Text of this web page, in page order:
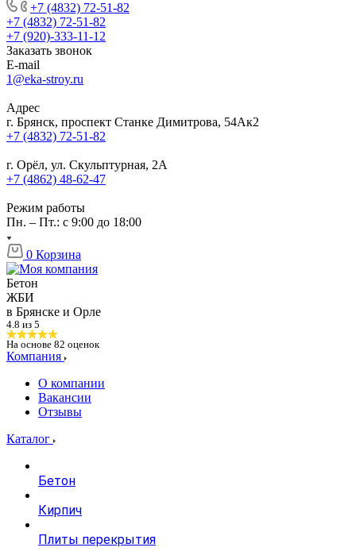
+7 (4832) 72-51-82
+7 (4832) 72-51-82
+7 (920)-333-11-12
Заказать звонок
E-mail
1@eka-stroy.ru
Адрес
г. Брянск, проспект Станке Димитрова, 54Ак2
+7 (4832) 72-51-82
г. Орёл, ул. Скульптурная, 2А
+7 (4862) 48-62-47
Режим работы
Пн. – Пт.: с 9:00 до 18:00
0 Корзина
Бетон
ЖБИ
в Брянске и Орле
4.8 из 5
На основе 82 оценок
Компания
О компании
Вакансии
Отзывы
Каталог
Бетон
Кирпич
Плиты перекрытия